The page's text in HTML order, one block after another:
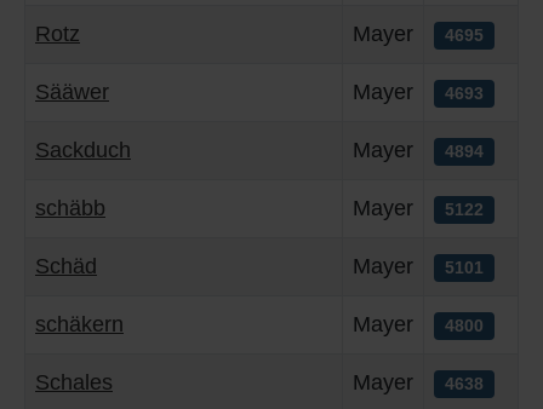
Rotz Mayer 4695
Sääwer Mayer 4693
Sackduch Mayer 4894
schäbb Mayer 5122
Schäd Mayer 5101
schäkern Mayer 4800
Schales Mayer 4638